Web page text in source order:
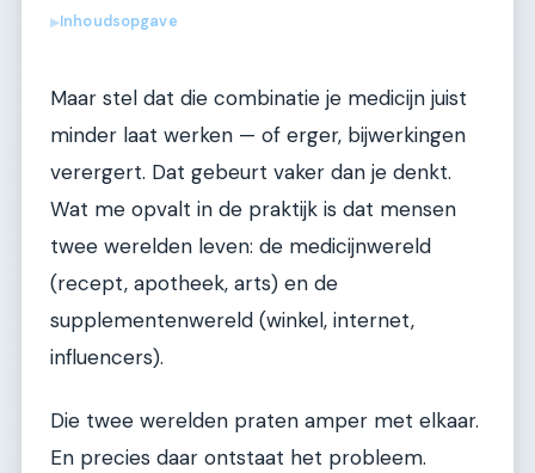
▶Inhoudsopgave
Maar stel dat die combinatie je medicijn juist
minder laat werken — of erger, bijwerkingen
verergert. Dat gebeurt vaker dan je denkt.
Wat me opvalt in de praktijk is dat mensen
twee werelden leven: de medicijnwereld
(recept, apotheek, arts) en de
supplementenwereld (winkel, internet,
influencers).
Die twee werelden praten amper met elkaar.
En precies daar ontstaat het probleem.